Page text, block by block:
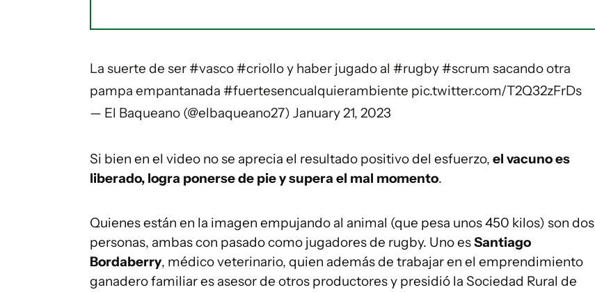
La suerte de ser#vasco#criolloy haber jugado al #rugby#scrum sacando otra
pampa empantanada #fuertesencualquierambiente pic.twitter.com/T2Q32zFrDs
— El Baqueano (@elbaqueano27) January 21, 2023
Si bien en el video no se aprecia el resultado positivo del esfuerzo, el vacuno es
liberado, logra ponerse de pie y supera el mal momento.
Quienes están en la imagen empujando al animal (que pesa unos 450 kilos) son dos
personas, ambas con pasado como jugadores de rugby. Uno esSantiago
Bordaberry, médico veterinario, quien además de trabajar en el emprendimiento
ganadero familiar es asesor de otros productores y presidió la Sociedad Rural de